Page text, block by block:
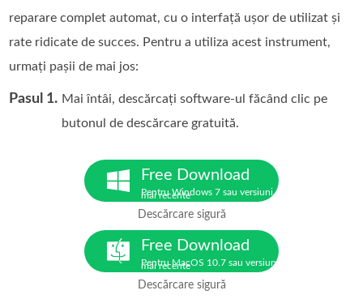
reparare complet automat, cu o interfață ușor de utilizat și
rate ridicate de succes. Pentru a utiliza acest instrument,
urmați pașii de mai jos:
Pasul 1. Mai întâi, descărcați software-ul făcând clic pe
butonul de descărcare gratuită.
Free Download
Pentru Windows 7 sau versiuni
mai recente
Descărcare sigură
Free Download
Pentru MacOS 10.7 sau versiuni
mai recente
Descărcare sigură